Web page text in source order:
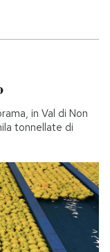
in Val di Non
tonnellate di